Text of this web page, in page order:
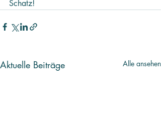
Schatz!
Aktuelle Beiträge Alle ansehen